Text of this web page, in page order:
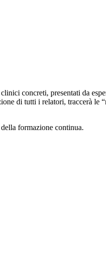
concreti, presentati da
di tutti i relatori, traccerà le
formazione continua.